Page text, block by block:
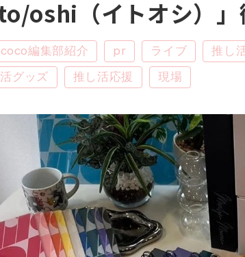
oshi（イトオシ）」
編集部紹介 pr ライブ
推し
グッズ
推し活応援 現場